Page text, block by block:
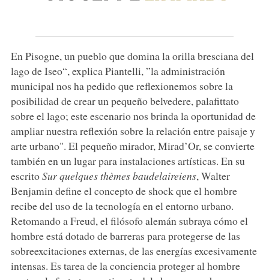
En Pisogne, un pueblo que domina la orilla bresciana del
lago de Iseo“, explica Piantelli, ”la administración
municipal nos ha pedido que reflexionemos sobre la
posibilidad de crear un pequeño belvedere, palafittato
sobre el lago; este escenario nos brinda la oportunidad de
ampliar nuestra reflexión sobre la relación entre paisaje y
arte urbano". El pequeño mirador, Mirad’Or, se convierte
también en un lugar para instalaciones artísticas. En su
escritoSur quelques thèmes baudelaireiens, Walter
Benjamin define el concepto de shock que el hombre
recibe del uso de la tecnología en el entorno urbano.
Retomando a Freud, el filósofo alemán subraya cómo el
hombre está dotado de barreras para protegerse de las
sobreexcitaciones externas, de las energías excesivamente
intensas. Es tarea de la conciencia proteger al hombre